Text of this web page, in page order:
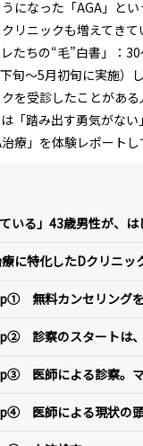
になった「AGA」と
リニックも増えてき
たちの“毛”白書」：
旬～5月初旬に実施）
を受診したことがあ
「踏み出す勇気がな
療」を体験レポートし
いる」43歳男性が、は
に特化したDクリニッ
無料カンセリング
診察のスタートは
医師による診察。
医師による現状の